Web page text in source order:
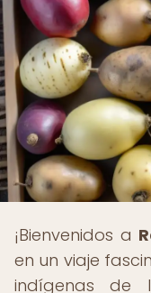
¡Bienvenidos a
en un viaje
indígenas de